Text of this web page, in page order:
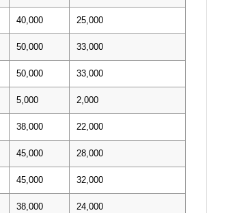
40,000 25,000
50,000 33,000
50,000 33,000
5,000 2,000
38,000 22,000
45,000 28,000
45,000 32,000
38,000 24,000